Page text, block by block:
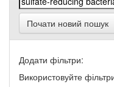
Почати новий пошук
Додати фільтри:
Використовуйте